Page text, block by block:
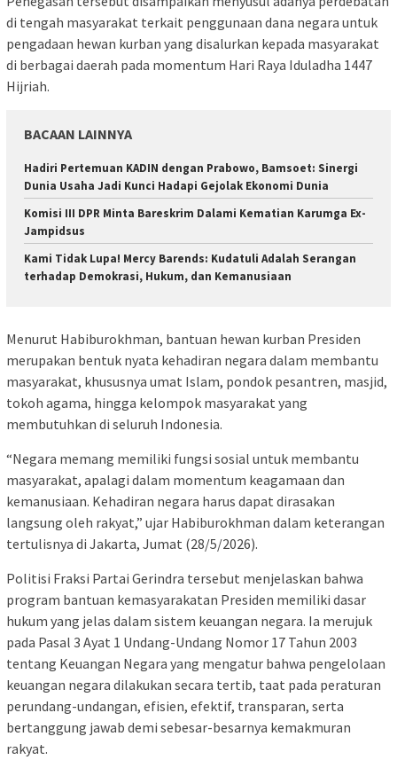
di tengah masyarakat terkait penggunaan dana negara untuk
pengadaan hewan kurban yang disalurkan kepada masyarakat
di berbagai daerah pada momentum Hari Raya Iduladha 1447
Hijriah.
BACAAN LAINNYA
Hadiri Pertemuan KADIN dengan Prabowo, Bamsoet: Sinergi
Dunia Usaha Jadi Kunci Hadapi Gejolak Ekonomi Dunia
Komisi III DPR Minta Bareskrim Dalami Kematian Karumga Ex-
Jampidsus
Kami Tidak Lupa! Mercy Barends: Kudatuli Adalah Serangan
terhadap Demokrasi, Hukum, dan Kemanusiaan
Menurut Habiburokhman, bantuan hewan kurban Presiden
merupakan bentuk nyata kehadiran negara dalam membantu
masyarakat, khususnya umat Islam, pondok pesantren, masjid,
tokoh agama, hingga kelompok masyarakat yang
membutuhkan di seluruh Indonesia.
“Negara memang memiliki fungsi sosial untuk membantu
masyarakat, apalagi dalam momentum keagamaan dan
kemanusiaan. Kehadiran negara harus dapat dirasakan
langsung oleh rakyat,” ujar Habiburokhman dalam keterangan
tertulisnya di Jakarta, Jumat (28/5/2026).
Politisi Fraksi Partai Gerindra tersebut menjelaskan bahwa
program bantuan kemasyarakatan Presiden memiliki dasar
hukum yang jelas dalam sistem keuangan negara. Ia merujuk
pada Pasal 3 Ayat 1 Undang-Undang Nomor 17 Tahun 2003
tentang Keuangan Negara yang mengatur bahwa pengelolaan
keuangan negara dilakukan secara tertib, taat pada peraturan
perundang-undangan, efisien, efektif, transparan, serta
bertanggung jawab demi sebesar-besarnya kemakmuran
rakyat.